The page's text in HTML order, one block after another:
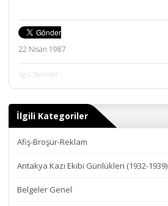
22 Nisan 1987
İlgili Terimler :
İlgili Kategoriler
Afiş-Broşür-Reklam
Antakya Kazı Ekibi Günlükleri (1932-1939)
Belgeler Genel